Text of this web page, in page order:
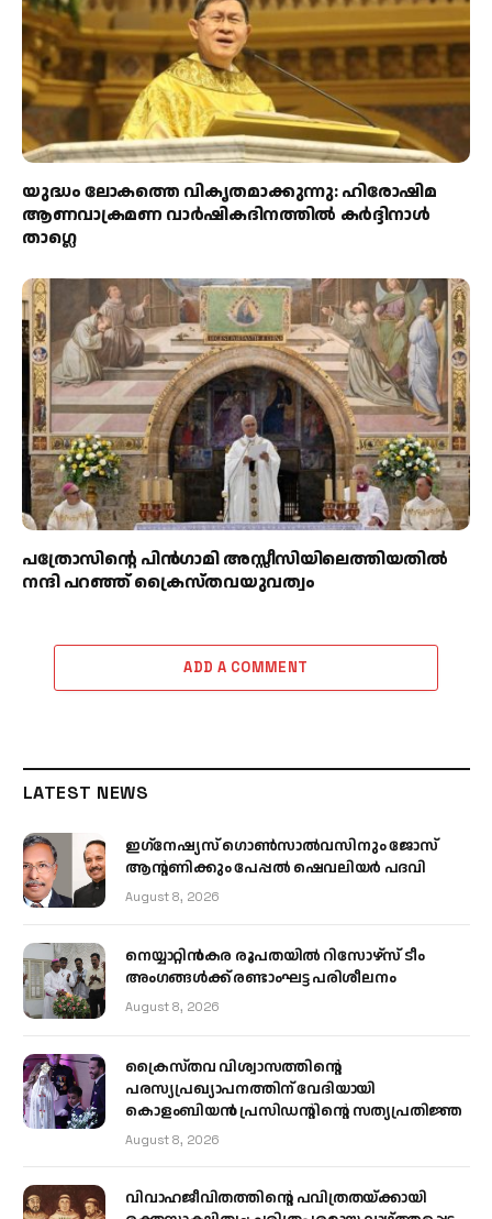
യുദ്ധം ലോകത്തെ വികൃതമാക്കുന്നു: ഹിരോഷിമ
ആണവാക്രമണ വാർഷികദിനത്തിൽ കർദ്ദിനാൾ
താഗ്ലെ
പത്രോസിന്റെ പിൻഗാമി അസ്സീസിയിലെത്തിയതിൽ
നന്ദി പറഞ്ഞ് ക്രൈസ്തവയുവത്വം
ADD A COMMENT
LATEST NEWS
ഇഗ്‌നേഷ്യസ് ഗൊൺസാൽവസിനും ജോസ്
ആന്റണിക്കും പേപ്പൽ ഷെവലിയർ പദവി
August 8, 2026
നെയ്യാറ്റിൻകര രൂപതയിൽ റിസോഴ്സ് ടീം
അംഗങ്ങൾക്ക് രണ്ടാംഘട്ട പരിശീലനം
August 8, 2026
ക്രൈസ്തവ വിശ്വാസത്തിന്റെ
പരസ്യപ്രഖ്യാപനത്തിന് വേദിയായി
കൊളംബിയൻ പ്രസിഡന്റിന്റെ സത്യപ്രതിജ്ഞ
August 8, 2026
വിവാഹജീവിതത്തിന്റെ പവിത്രതയ്ക്കായി